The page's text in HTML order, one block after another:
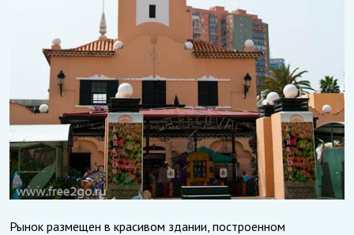
Рынок размещен в красивом здании, построенном